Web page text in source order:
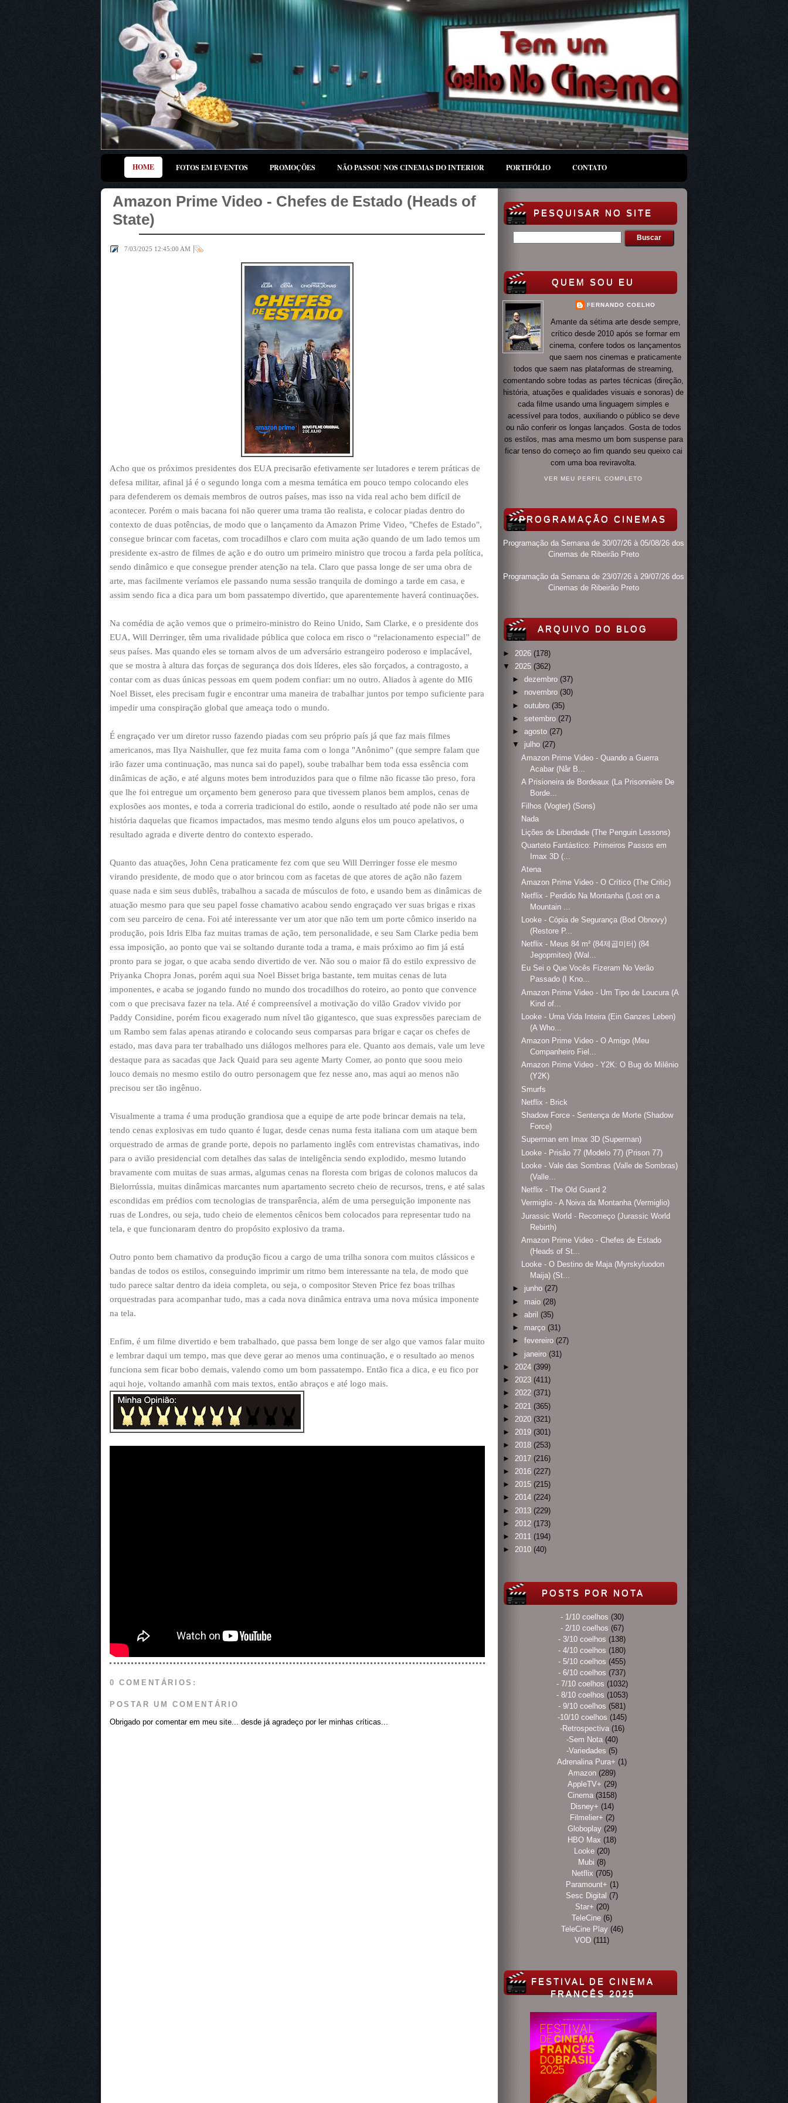
HOME FOTOS EM EVENTOS PROMOÇÕES NÃO PASSOU NOS CINEMAS DO INTERIOR PORTIFÓLIO CONTATO
Amazon Prime Video - Chefes de Estado (Heads of
State)
7/03/2025 12:45:00 AM |
Acho que os próximos presidentes dos EUA precisarão efetivamente ser lutadores e terem práticas de
defesa militar, afinal já é o segundo longa com a mesma temática em pouco tempo colocando eles
para defenderem os demais membros de outros países, mas isso na vida real acho bem difícil de
acontecer. Porém o mais bacana foi não querer uma trama tão realista, e colocar piadas dentro do
contexto de duas potências, de modo que o lançamento da Amazon Prime Video, "Chefes de Estado",
consegue brincar com facetas, com trocadilhos e claro com muita ação quando de um lado temos um
presidente ex-astro de filmes de ação e do outro um primeiro ministro que trocou a farda pela política,
sendo dinâmico e que consegue prender atenção na tela. Claro que passa longe de ser uma obra de
arte, mas facilmente veríamos ele passando numa sessão tranquila de domingo a tarde em casa, e
assim sendo fica a dica para um bom passatempo divertido, que aparentemente haverá continuações.
Na comédia de ação vemos que o primeiro-ministro do Reino Unido, Sam Clarke, e o presidente dos
EUA, Will Derringer, têm uma rivalidade pública que coloca em risco o “relacionamento especial” de
seus países. Mas quando eles se tornam alvos de um adversário estrangeiro poderoso e implacável,
que se mostra à altura das forças de segurança dos dois líderes, eles são forçados, a contragosto, a
contar com as duas únicas pessoas em quem podem confiar: um no outro. Aliados à agente do MI6
Noel Bisset, eles precisam fugir e encontrar uma maneira de trabalhar juntos por tempo suficiente para
impedir uma conspiração global que ameaça todo o mundo.
É engraçado ver um diretor russo fazendo piadas com seu próprio país já que faz mais filmes
americanos, mas Ilya Naishuller, que fez muita fama com o longa "Anônimo" (que sempre falam que
irão fazer uma continuação, mas nunca sai do papel), soube trabalhar bem toda essa essência com
dinâmicas de ação, e até alguns motes bem introduzidos para que o filme não ficasse tão preso, fora
que lhe foi entregue um orçamento bem generoso para que tivessem planos bem amplos, cenas de
explosões aos montes, e toda a correria tradicional do estilo, aonde o resultado até pode não ser uma
história daquelas que ficamos impactados, mas mesmo tendo alguns elos um pouco apelativos, o
resultado agrada e diverte dentro do contexto esperado.
Quanto das atuações, John Cena praticamente fez com que seu Will Derringer fosse ele mesmo
virando presidente, de modo que o ator brincou com as facetas de que atores de ação não fazem
quase nada e sim seus dublês, trabalhou a sacada de músculos de foto, e usando bem as dinâmicas de
atuação mesmo para que seu papel fosse chamativo acabou sendo engraçado ver suas brigas e rixas
com seu parceiro de cena. Foi até interessante ver um ator que não tem um porte cômico inserido na
produção, pois Idris Elba faz muitas tramas de ação, tem personalidade, e seu Sam Clarke pedia bem
essa imposição, ao ponto que vai se soltando durante toda a trama, e mais próximo ao fim já está
pronto para se jogar, o que acaba sendo divertido de ver. Não sou o maior fã do estilo expressivo de
Priyanka Chopra Jonas, porém aqui sua Noel Bisset briga bastante, tem muitas cenas de luta
imponentes, e acaba se jogando fundo no mundo dos trocadilhos do roteiro, ao ponto que convence
com o que precisava fazer na tela. Até é compreensível a motivação do vilão Gradov vivido por
Paddy Considine, porém ficou exagerado num nível tão gigantesco, que suas expressões pareciam de
um Rambo sem falas apenas atirando e colocando seus comparsas para brigar e caçar os chefes de
estado, mas dava para ter trabalhado uns diálogos melhores para ele. Quanto aos demais, vale um leve
destaque para as sacadas que Jack Quaid para seu agente Marty Comer, ao ponto que soou meio
louco demais no mesmo estilo do outro personagem que fez nesse ano, mas aqui ao menos não
precisou ser tão ingênuo.
Visualmente a trama é uma produção grandiosa que a equipe de arte pode brincar demais na tela,
tendo cenas explosivas em tudo quanto é lugar, desde cenas numa festa italiana com um ataque bem
orquestrado de armas de grande porte, depois no parlamento inglês com entrevistas chamativas, indo
para o avião presidencial com detalhes das salas de inteligência sendo explodido, mesmo lutando
bravamente com muitas de suas armas, algumas cenas na floresta com brigas de colonos malucos da
Bielorrússia, muitas dinâmicas marcantes num apartamento secreto cheio de recursos, trens, e até salas
escondidas em prédios com tecnologias de transparência, além de uma perseguição imponente nas
ruas de Londres, ou seja, tudo cheio de elementos cênicos bem colocados para representar tudo na
tela, e que funcionaram dentro do propósito explosivo da trama.
Outro ponto bem chamativo da produção ficou a cargo de uma trilha sonora com muitos clássicos e
bandas de todos os estilos, conseguindo imprimir um ritmo bem interessante na tela, de modo que
tudo parece saltar dentro da ideia completa, ou seja, o compositor Steven Price fez boas trilhas
orquestradas para acompanhar tudo, mas a cada nova dinâmica entrava uma nova música imponente
na tela.
Enfim, é um filme divertido e bem trabalhado, que passa bem longe de ser algo que vamos falar muito
e lembrar daqui um tempo, mas que deve gerar ao menos uma continuação, e o resultado ao menos
funciona sem ficar bobo demais, valendo como um bom passatempo. Então fica a dica, e eu fico por
aqui hoje, voltando amanhã com mais textos, então abraços e até logo mais.
0 COMENTÁRIOS:
POSTAR UM COMENTÁRIO
Obrigado por comentar em meu site... desde já agradeço por ler minhas críticas...
PESQUISAR NO SITE
QUEM SOU EU
FERNANDO COELHO
Amante da sétima arte desde sempre,
crítico desde 2010 após se formar em
cinema, confere todos os lançamentos
que saem nos cinemas e praticamente
todos que saem nas plataformas de streaming,
comentando sobre todas as partes técnicas (direção,
história, atuações e qualidades visuais e sonoras) de
cada filme usando uma linguagem simples e
acessível para todos, auxiliando o público se deve
ou não conferir os longas lançados. Gosta de todos
os estilos, mas ama mesmo um bom suspense para
ficar tenso do começo ao fim quando seu queixo cai
com uma boa reviravolta.
VER MEU PERFIL COMPLETO
PROGRAMAÇÃO CINEMAS
Programação da Semana de 30/07/26 à 05/08/26 dos
Cinemas de Ribeirão Preto
Programação da Semana de 23/07/26 à 29/07/26 dos
Cinemas de Ribeirão Preto
ARQUIVO DO BLOG
► 2026 (178)
▼
2025 (362)
► dezembro (37)
► novembro (30)
► outubro (35)
► setembro (27)
► agosto (27)
▼
julho (27)
Amazon Prime Video - Quando a Guerra
Acabar (Når B...
A Prisioneira de Bordeaux (La Prisonnière De
Borde...
Filhos (Vogter) (Sons)
Nada
Lições de Liberdade (The Penguin Lessons)
Quarteto Fantástico: Primeiros Passos em
Imax 3D (...
Atena
Amazon Prime Video - O Crítico (The Critic)
Netflix - Perdido Na Montanha (Lost on a
Mountain ...
Looke - Cópia de Segurança (Bod Obnovy)
(Restore P...
Netflix - Meus 84 m² (84제곱미터) (84
Jegopmiteo) (Wal...
Eu Sei o Que Vocês Fizeram No Verão
Passado (I Kno...
Amazon Prime Video - Um Tipo de Loucura (A
Kind of...
Looke - Uma Vida Inteira (Ein Ganzes Leben)
(A Who...
Amazon Prime Video - O Amigo (Meu
Companheiro Fiel...
Amazon Prime Video - Y2K: O Bug do Milênio
(Y2K)
Smurfs
Netflix - Brick
Shadow Force - Sentença de Morte (Shadow
Force)
Superman em Imax 3D (Superman)
Looke - Prisão 77 (Modelo 77) (Prison 77)
Looke - Vale das Sombras (Valle de Sombras)
(Valle...
Netflix - The Old Guard 2
Vermiglio - A Noiva da Montanha (Vermiglio)
Jurassic World - Recomeço (Jurassic World
Rebirth)
Amazon Prime Video - Chefes de Estado
(Heads of St...
Looke - O Destino de Maja (Myrskyluodon
Maija) (St...
► junho (27)
► maio (28)
► abril (35)
► março (31)
► fevereiro (27)
► janeiro (31)
► 2024 (399)
► 2023 (411)
► 2022 (371)
► 2021 (365)
► 2020 (321)
► 2019 (301)
► 2018 (253)
► 2017 (216)
► 2016 (227)
► 2015 (215)
► 2014 (224)
► 2013 (229)
► 2012 (173)
► 2011 (194)
► 2010 (40)
POSTS POR NOTA
- 1/10 coelhos (30)
- 2/10 coelhos (67)
- 3/10 coelhos (138)
- 4/10 coelhos (180)
- 5/10 coelhos (455)
- 6/10 coelhos (737)
- 7/10 coelhos (1032)
- 8/10 coelhos (1053)
- 9/10 coelhos (581)
-10/10 coelhos (145)
-Retrospectiva (16)
-Sem Nota (40)
-Variedades (5)
Adrenalina Pura+ (1)
Amazon (289)
AppleTV+ (29)
Cinema (3158)
Disney+ (14)
Filmelier+ (2)
Globoplay (29)
HBO Max (18)
Looke (20)
Mubi (8)
Netflix (705)
Paramount+ (1)
Sesc Digital (7)
Star+ (20)
TeleCine (6)
TeleCine Play (46)
VOD (111)
FESTIVAL DE CINEMA
FRANCÊS 2025